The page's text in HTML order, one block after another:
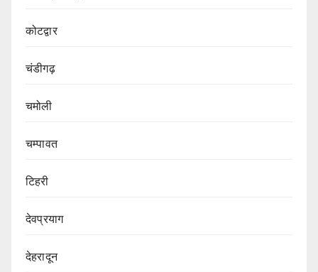
कोटद्वार
चंडीगढ़
चमोली
चम्पावत
टिहरी
देवप्रयाग
देहरादून